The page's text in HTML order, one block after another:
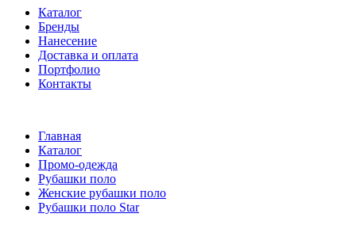
Каталог
Бренды
Нанесение
Доставка и оплата
Портфолио
Контакты
Главная
Каталог
Промо-одежда
Рубашки поло
Женские рубашки поло
Рубашки поло Star